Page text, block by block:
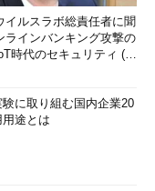
イルスラボ総責任者に聞
ラインバンキング攻撃の
時代のセキュリティ (1/
に取り組む国内企業20
途とは